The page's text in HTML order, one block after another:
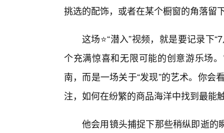
挑选的配饰，或者在某个橱窗的角落留
这场⭐“潜入”视频，就是要记录下
个充满惊喜和无限可能的创意游乐场
南，而是一场关于“发现”的艺术。你会
注，如何在纷繁的商品海洋中找到最能
他会用镜头捕捉下那些稍纵即逝的